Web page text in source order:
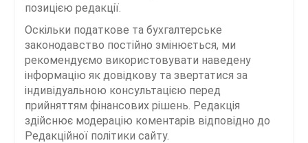
позицією редакції.
Оскільки податкове та бухгалтерське
законодавство постійно змінюється, ми
рекомендуємо використовувати наведену
інформацію як довідкову та звертатися за
індивідуальною консультацією перед
прийняттям фінансових рішень. Редакція
здійснює модерацію коментарів відповідно до
Редакційної політики сайту.